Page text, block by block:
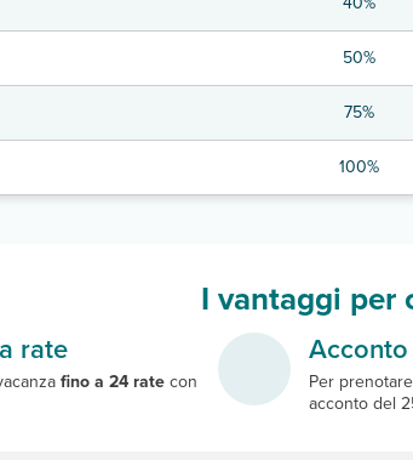
50%
75%
100%
I vantaggi per
rate
fino a 24 ratecon
Per
acconto del